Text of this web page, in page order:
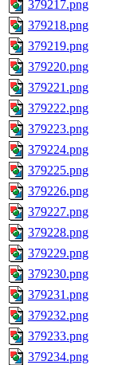
379217.png
379218.png
379219.png
379220.png
379221.png
379222.png
379223.png
379224.png
379225.png
379226.png
379227.png
379228.png
379229.png
379230.png
379231.png
379232.png
379233.png
379234.png